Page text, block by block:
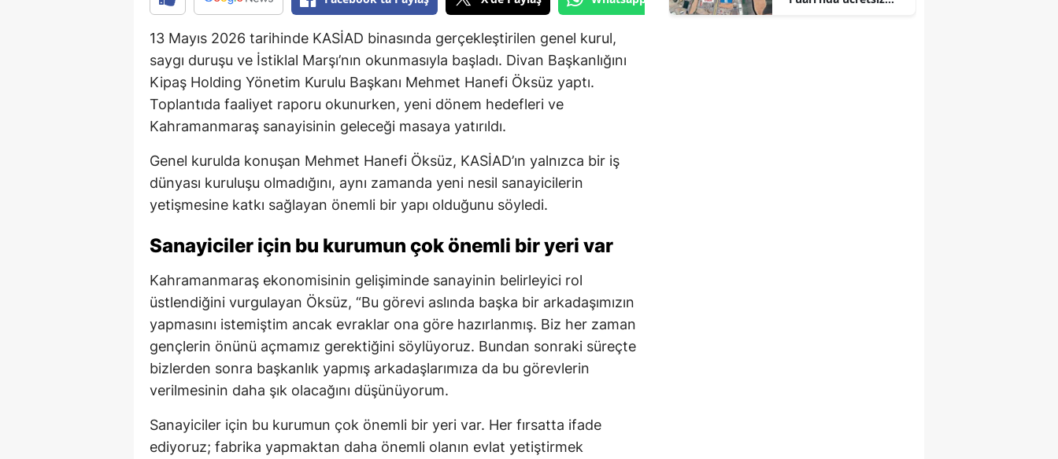
Edirne
Elazığ
Erzincan
Gaziantep
Giresun
Gümüşhane
Hakkari
Hatay
Isparta
Mersin
İzmir
13 Mayıs 2026 tarihinde KASİAD binasında gerçekleştirilen genel kurul,
saygı duruşu ve İstiklal Marşı’nın okunmasıyla başladı. Divan Başkanlığını
Kipaş Holding Yönetim Kurulu Başkanı Mehmet Hanefi Öksüz yaptı.
Toplantıda faaliyet raporu okunurken, yeni dönem hedefleri ve
Kahramanmaraş sanayisinin geleceği masaya yatırıldı.
Genel kurulda konuşan Mehmet Hanefi Öksüz, KASİAD’ın yalnızca bir iş
dünyası kuruluşu olmadığını, aynı zamanda yeni nesil sanayicilerin
yetişmesine katkı sağlayan önemli bir yapı olduğunu söyledi.
Sanayiciler için bu kurumun çok önemli bir yeri var
Kahramanmaraş ekonomisinin gelişiminde sanayinin belirleyici rol
üstlendiğini vurgulayan Öksüz, “Bu görevi aslında başka bir arkadaşımızın
yapmasını istemiştim ancak evraklar ona göre hazırlanmış. Biz her zaman
gençlerin önünü açmamız gerektiğini söylüyoruz. Bundan sonraki süreçte
bizlerden sonra başkanlık yapmış arkadaşlarımıza da bu görevlerin
verilmesinin daha şık olacağını düşünüyorum.
Sanayiciler için bu kurumun çok önemli bir yeri var. Her fırsatta ifade
ediyoruz; fabrika yapmaktan daha önemli olanın evlat yetiştirmek